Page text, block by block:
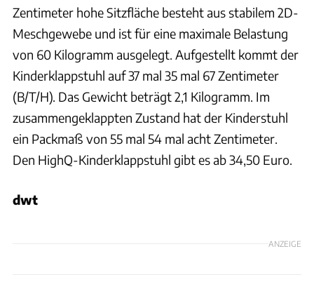
Zentimeter hohe Sitzfläche besteht aus stabilem 2D-
Meschgewebe und ist für eine maximale Belastung
von 60 Kilogramm ausgelegt. Aufgestellt kommt der
Kinderklappstuhl auf 37 mal 35 mal 67 Zentimeter
(B/T/H). Das Gewicht beträgt 2,1 Kilogramm. Im
zusammengeklappten Zustand hat der Kinderstuhl
ein Packmaß von 55 mal 54 mal acht Zentimeter.
Den HighQ-Kinderklappstuhl gibt es ab 34,50 Euro.
dwt
ANZEIGE